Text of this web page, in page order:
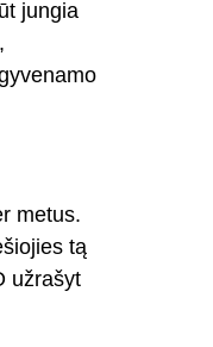
jungia
metus.
tą
užrašyt